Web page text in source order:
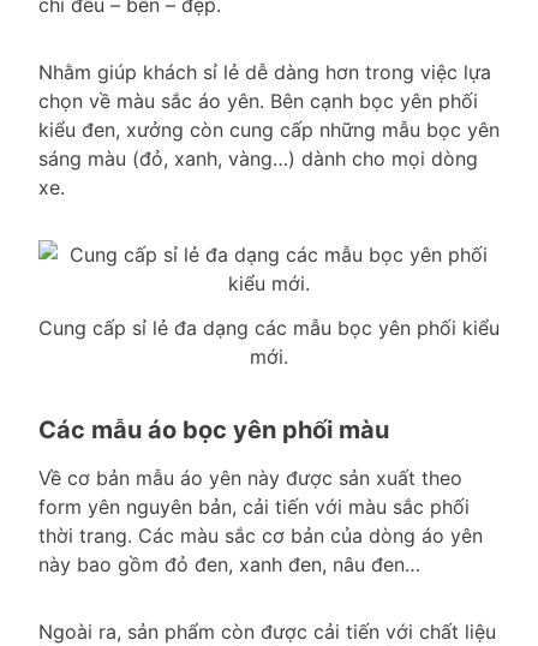
Nhằm giúp khách sỉ lẻ dễ dàng hơn trong việc lựa
chọn về màu sắc áo yên. Bên cạnh bọc yên phối
kiểu đen, xưởng còn cung cấp những mẫu bọc yên
sáng màu (đỏ, xanh, vàng…) dành cho mọi dòng
xe.
Cung cấp sỉ lẻ đa dạng các mẫu bọc yên phối kiểu
mới.
Các mẫu áo bọc yên phối màu
Về cơ bản mẫu áo yên này được sản xuất theo
form yên nguyên bản, cải tiến với màu sắc phối
thời trang. Các màu sắc cơ bản của dòng áo yên
này bao gồm đỏ đen, xanh đen, nâu đen…
Ngoài ra, sản phẩm còn được cải tiến với chất liệu